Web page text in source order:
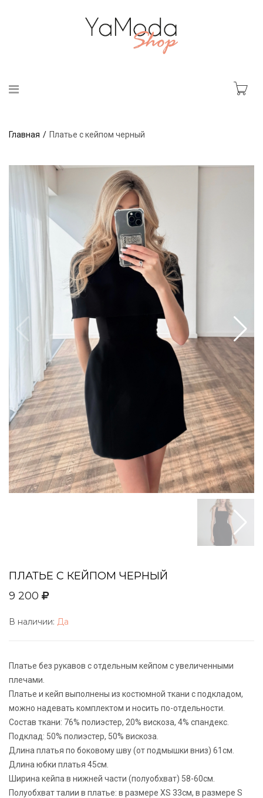
Главная Платье с кейпом черный
ПЛАТЬЕ С КЕЙПОМ ЧЕРНЫЙ
9 200
В наличии: Да
Платье без рукавов с отдельным кейпом с увеличенными
плечами.
Платье и кейп выполнены из костюмной ткани с подкладом,
можно надевать комплектом и носить по-отдельности.
Состав ткани: 76% полиэстер, 20% вискоза, 4% спандекс.
Подклад: 50% полиэстер, 50% вискоза.
Длина платья по боковому шву (от подмышки вниз) 61см.
Длина юбки платья 45см.
Ширина кейпа в нижней части (полуобхват) 58-60см.
Полуобхват талии в платье: в размере XS 33cм, в размере S